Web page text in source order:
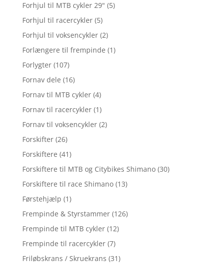
Forhjul til MTB cykler 29" (5)
Forhjul til racercykler (5)
Forhjul til voksencykler (2)
Forlængere til frempinde (1)
Forlygter (107)
Fornav dele (16)
Fornav til MTB cykler (4)
Fornav til racercykler (1)
Fornav til voksencykler (2)
Forskifter (26)
Forskiftere (41)
Forskiftere til MTB og Citybikes Shimano (30)
Forskiftere til race Shimano (13)
Førstehjælp (1)
Frempinde & Styrstammer (126)
Frempinde til MTB cykler (12)
Frempinde til racercykler (7)
Friløbskrans / Skruekrans (31)